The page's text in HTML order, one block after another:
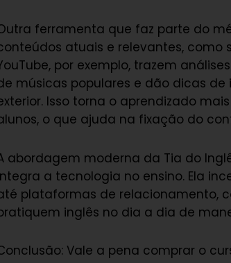
ferramenta que faz parte do
atuais e relevantes, como
por exemplo, trazem
músicas populares e dão dicas
Isso torna o aprendizado
o que ajuda na fixação do
abordagem moderna da Tia do
a tecnologia no ensino. Ela
plataformas de relacionamento,
inglês no dia a dia de
Vale a pena comprar o